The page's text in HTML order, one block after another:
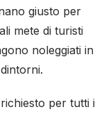
giusto per
mete di turisti
noleggiati in
per tutti i